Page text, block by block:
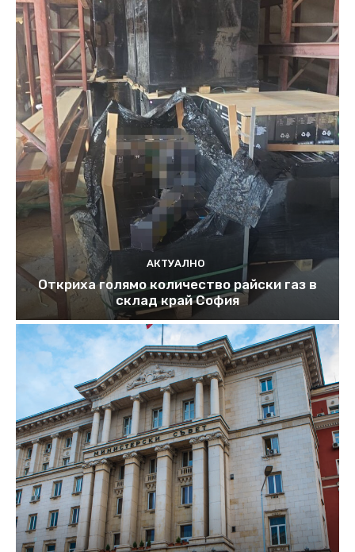
АКТУАЛНО
Откриха голямо количество райски газ в
склад край София